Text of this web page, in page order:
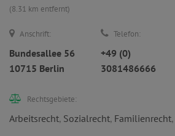
(8.31 km entfernt)
Anschrift:
Bundesallee 56
10715 Berlin
Telefon:
+49 (0)
3081486666
Rechtsgebiete:
Arbeitsrecht, Sozialrecht, Familienrecht,